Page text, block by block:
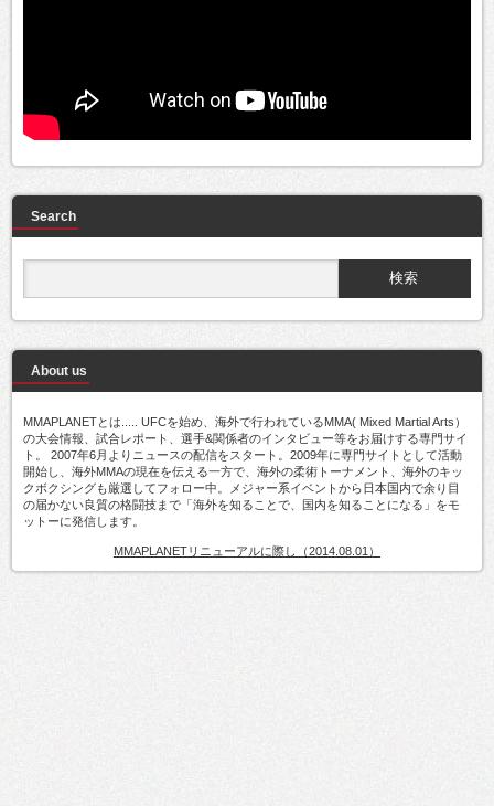
Search
About us
MMAPLANETとは..... UFCを始め、海外で行われているMMA( Mixed Martial Arts）
の大会情報、試合レポート、選手&関係者のインタビュー等をお届けする専門サイ
ト。 2007年6月よりニュースの配信をスタート。2009年に専門サイトとして活動
開始し、海外MMAの現在を伝える一方で、海外の柔術トーナメント、海外のキッ
クボクシングも厳選してフォロー中。メジャー系イベントから日本国内で余り目
の届かない良質の格闘技まで「海外を知ることで、国内を知ることになる」をモ
ットーに発信します。
MMAPLANETリニューアルに際し（2014.08.01）